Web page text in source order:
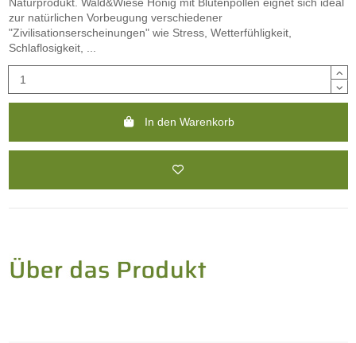
zur natürlichen Vorbeugung verschiedener
"Zivilisationserscheinungen" wie Stress, Wetterfühligkeit,
Schlaflosigkeit, ...
In den Warenkorb